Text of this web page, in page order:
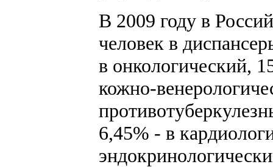
В 2009 году в
человек в
в онкологический,
кожно-
6,45% - в